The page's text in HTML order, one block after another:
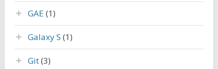
GAE (1)
Galaxy S (1)
Git(3)